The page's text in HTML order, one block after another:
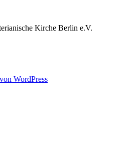
Kirche Berlin e.V.
WordPress